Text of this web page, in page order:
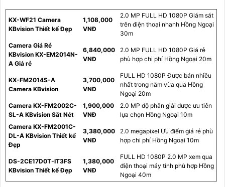
KX-WF21 Camera
KBvision Thiết kế Đẹp
1,108,000
VNĐ
2.0 MP FULL HD 1080P Giám sát
trên điện thoại nhanh Hồng Ngoại
30m
Camera Giá Rẻ
KBvision KX-EM2014N-
A Giá rẻ
6,840,000
VNĐ
2.0 MP FULL HD 1080P Giá rẻ
phù hợp chi phí Hồng Ngoại 20m
KX-FM2014S-A
Camera KBvision
3,700,000
VNĐ
FULL HD 1080P Được bán nhiều
nhất trong năm vừa qua Hồng
Ngoại 20m
Camera KX-FM2002C-
SL-A KBvision Sắt Nét
1,900,000
VNĐ
2.0 MP độ phân giải được ưu tiên
lựa chọn Hồng Ngoại 10m
Camera KX-FM2001C-
DL-A KBvision Thiết kế
Đẹp
3,380,000
VNĐ
2.0 megapixel Ưu điểm giá rẻ phù
hợp chi phí Hồng Ngoại 10m
DS-2CE17D0T-IT3FS
KBvision Thiết kế Đẹp
1,380,000
VNĐ
FULL HD 1080P 2.0 MP xem qua
điện thoại máy tính phù hợp Hồng
Ngoại 40m